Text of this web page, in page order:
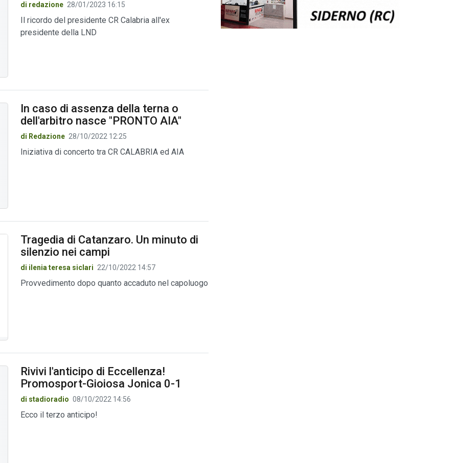
di redazione 28/01/2023 16:15
Il ricordo del presidente CR Calabria all'ex
presidente della LND
In caso di assenza della terna o
dell'arbitro nasce "PRONTO AIA"
di Redazione 28/10/2022 12:25
Iniziativa di concerto tra CR CALABRIA ed AIA
Tragedia di Catanzaro. Un minuto di
silenzio nei campi
di ilenia teresa siclari 22/10/2022 14:57
Provvedimento dopo quanto accaduto nel capoluogo
Rivivi l'anticipo di Eccellenza!
Promosport-Gioiosa Jonica 0-1
di stadioradio 08/10/2022 14:56
Ecco il terzo anticipo!